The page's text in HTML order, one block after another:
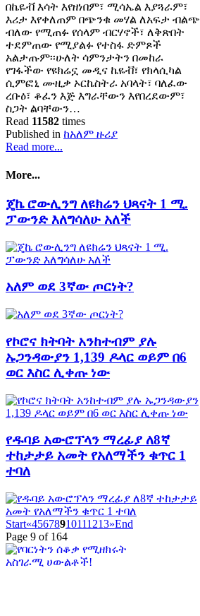
በኬዬቭ እሳት እየዘነበም፣ ሚሳኤል እያጓራም፣
እሪታ እየቀለጠም በጭንቁ መሃል ለአፍታ ብልጭ
ብለው የሚጠፉ የሰላም ብርሃኖች፣ ለቅጽበት
ተደምጠው የሚያልፉ የተስፋ ድምጾች
አልታጡም፡፡ሁለት ሳምንታትን በመከራ
የገፋችው የዩክሬኗ መዲና ኬዬቭ፣ የክላሲካል
ሲምፎኒ ሙዚቃ ኦርኬስትራ አባላት፣ ባለፈው
ረቡዕ፣ ቆፈን እጅ እግራቸውን እየበረደውም፣
ስጋት ልባቸውን…
Read 11582 times
Published in ከአለም ዙሪያ
Read more...
More...
ጄኬ ሮውሊንግ ለዩክሬን ህጻናት 1 ሚ.
ፓውንድ እለግሳለሁ አለች
አለም ወደ 3ኛው ጦርነት?
የኮሮና ክትባት አንከተብም ያሉ
ኡጋንዳውያን 1,139 ዶላር ወይም በ6
ወር እስር ሊቀጡ ነው
የዱባይ አውሮፕላን ማረፊያ ለ8ኛ
ተከታታይ አመት የአለማችን ቁጥር 1
ተባለ
Start«45678910111213»End
Page 9 of 164